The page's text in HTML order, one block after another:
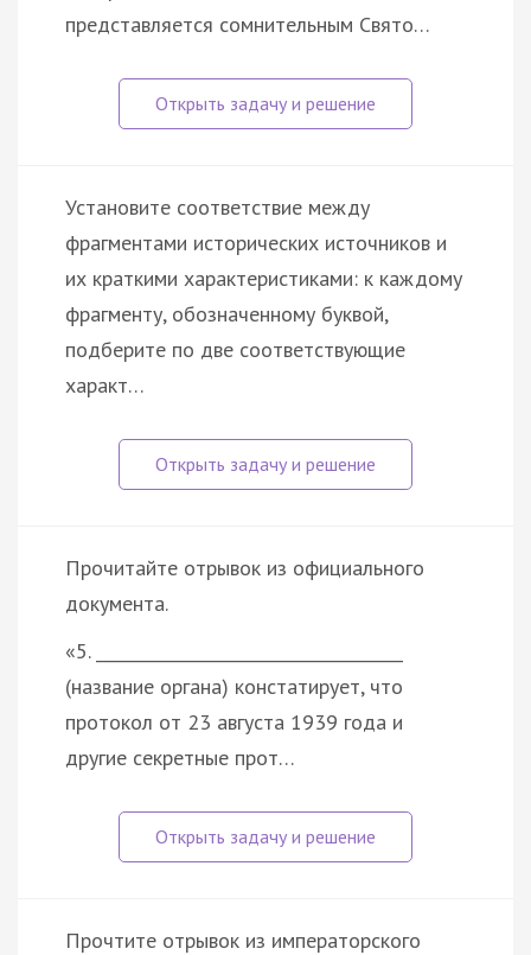
представляется сомнительным Свято…
Установите соответствие между
фрагментами исторических источников и
их краткими характеристиками: к каждому
фрагменту, обозначенному буквой,
подберите по две соответствующие
характ…
Прочитайте отрывок из официального
документа.
«5. _____________________________________
(название органа) констатирует, что
протокол от 23 августа 1939 года и
другие секретные прот…
Прочтите отрывок из императорского